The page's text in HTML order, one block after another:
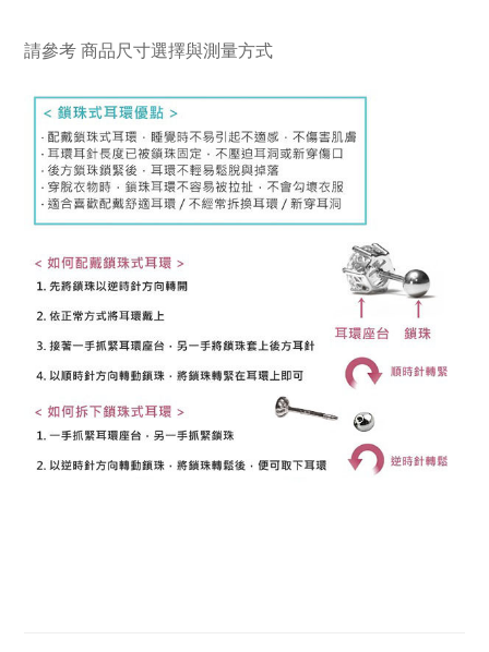
請參考商品尺寸選擇與測量方式